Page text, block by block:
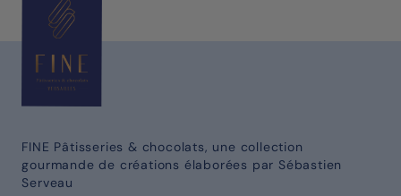
FINE Pâtisseries & chocolats, une collection
gourmande de créations élaborées par Sébastien
Serveau